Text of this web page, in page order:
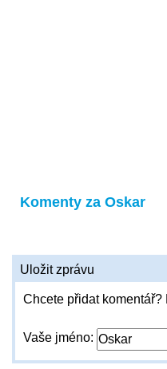
Komenty za Oskar
Uložit zprávu
Chcete přidat
Vaše jméno: